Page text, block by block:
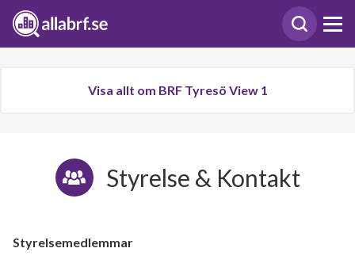
Visa allt om BRF Tyresö View 1
Styrelse & Kontakt
Styrelsemedlemmar